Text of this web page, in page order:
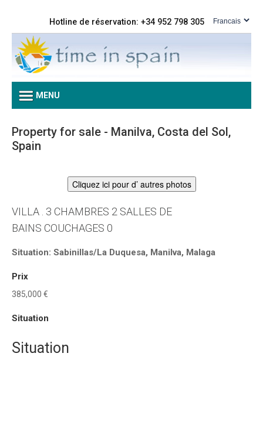
Hotline de réservation: +34 952 798 305
MENU
Property for sale - Manilva, Costa del Sol,
Spain
Cliquez ici pour d’ autres photos
VILLA . 3 CHAMBRES 2 SALLES DE
BAINS COUCHAGES 0
Situation: Sabinillas/La Duquesa, Manilva, Malaga
Prix
385,000 €
Situation
Situation